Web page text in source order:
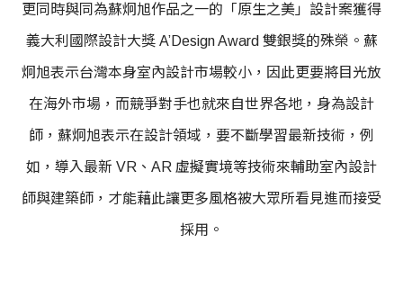
更同時與同為蘇炯旭作品之一的「原生之美」設計案獲得
義大利國際設計大獎 A’Design Award 雙銀獎的殊榮。蘇
炯旭表示台灣本身室內設計市場較小，因此更要將目光放
在海外市場，而競爭對手也就來自世界各地，身為設計
師，蘇炯旭表示在設計領域，要不斷學習最新技術，例
如，導入最新 VR、AR 虛擬實境等技術來輔助室內設計
師與建築師，才能藉此讓更多風格被大眾所看見進而接受
採用。